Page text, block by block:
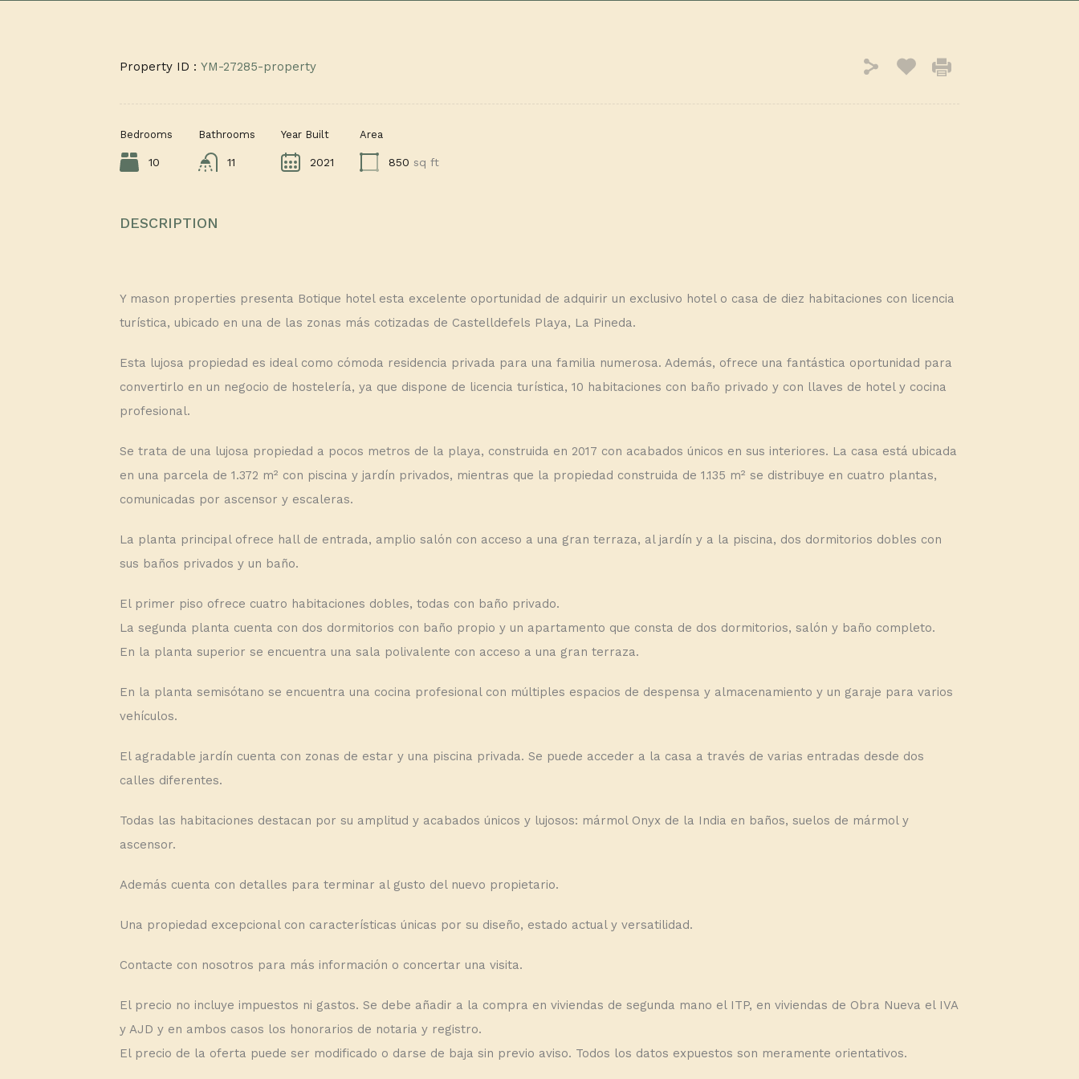
Property ID :YM-27285-property
Bedrooms
10
Bathrooms
11
Year Built
2021
Area
850 sq ft
DESCRIPTION
Y mason properties presenta Botique hotel esta excelente oportunidad de adquirir un exclusivo hotel o casa de diez habitaciones con licencia
turística, ubicado en una de las zonas más cotizadas de Castelldefels Playa, La Pineda.
Esta lujosa propiedad es ideal como cómoda residencia privada para una familia numerosa. Además, ofrece una fantástica oportunidad para
convertirlo en un negocio de hostelería, ya que dispone de licencia turística, 10 habitaciones con baño privado y con llaves de hotel y cocina
profesional.
Se trata de una lujosa propiedad a pocos metros de la playa, construida en 2017 con acabados únicos en sus interiores. La casa está ubicada
en una parcela de 1.372 m² con piscina y jardín privados, mientras que la propiedad construida de 1.135 m² se distribuye en cuatro plantas,
comunicadas por ascensor y escaleras.
La planta principal ofrece hall de entrada, amplio salón con acceso a una gran terraza, al jardín y a la piscina, dos dormitorios dobles con
sus baños privados y un baño.
El primer piso ofrece cuatro habitaciones dobles, todas con baño privado.
La segunda planta cuenta con dos dormitorios con baño propio y un apartamento que consta de dos dormitorios, salón y baño completo.
En la planta superior se encuentra una sala polivalente con acceso a una gran terraza.
En la planta semisótano se encuentra una cocina profesional con múltiples espacios de despensa y almacenamiento y un garaje para varios
vehículos.
El agradable jardín cuenta con zonas de estar y una piscina privada. Se puede acceder a la casa a través de varias entradas desde dos
calles diferentes.
Todas las habitaciones destacan por su amplitud y acabados únicos y lujosos: mármol Onyx de la India en baños, suelos de mármol y
ascensor.
Además cuenta con detalles para terminar al gusto del nuevo propietario.
Una propiedad excepcional con características únicas por su diseño, estado actual y versatilidad.
Contacte con nosotros para más información o concertar una visita.
El precio no incluye impuestos ni gastos. Se debe añadir a la compra en viviendas de segunda mano el ITP, en viviendas de Obra Nueva el IVA
y AJD y en ambos casos los honorarios de notaria y registro.
El precio de la oferta puede ser modificado o darse de baja sin previo aviso. Todos los datos expuestos son meramente orientativos.